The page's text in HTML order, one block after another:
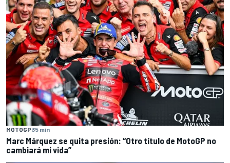
MOTOGP35 min
Marc Márquez se quita presión: “Otro título de MotoGP no
cambiará mi vida”